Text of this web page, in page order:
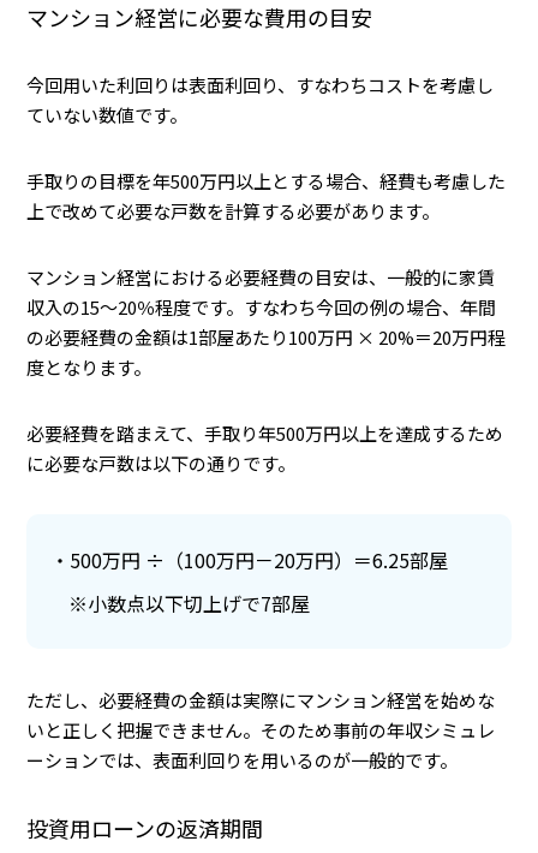
マンション経営に必要な費用の目安
今回用いた利回りは表面利回り、すなわちコストを考慮し
ていない数値です。
手取りの目標を年500万円以上とする場合、経費も考慮した
上で改めて必要な戸数を計算する必要があります。
マンション経営における必要経費の目安は、一般的に家賃
収入の15〜20％程度です。すなわち今回の例の場合、年間
の必要経費の金額は1部屋あたり100万円 × 20%＝20万円程
度となります。
必要経費を踏まえて、手取り年500万円以上を達成するため
に必要な戸数は以下の通りです。
500万円 ÷（100万円－20万円）＝6.25部屋
※小数点以下切上げで7部屋
ただし、必要経費の金額は実際にマンション経営を始めな
いと正しく把握できません。そのため事前の年収シミュレ
ーションでは、表面利回りを用いるのが一般的です。
投資用ローンの返済期間